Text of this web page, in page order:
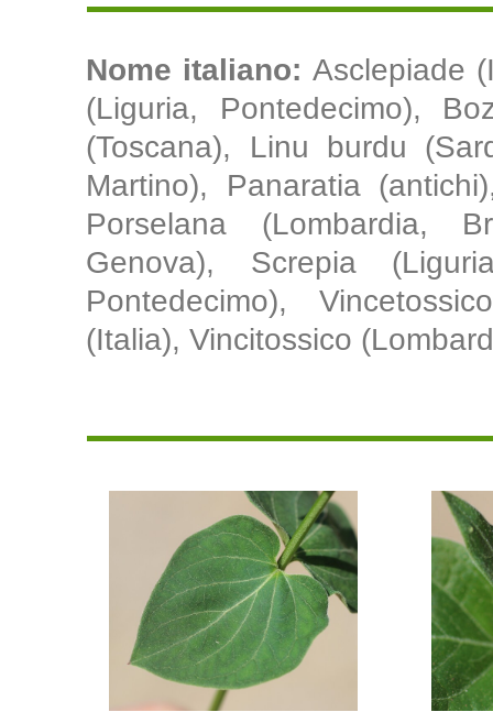
Nome italiano:Asclepiade
(Liguria, Pontedecimo),
(Toscana), Linu burdu
Martino), Panaratia
Porselana (Lombardia,
Genova), Screpia
Pontedecimo),
(Italia), Vincitossico